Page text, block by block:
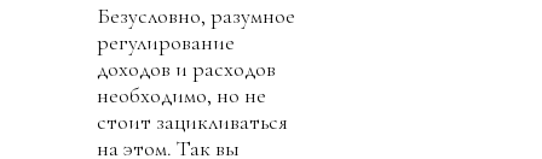
Безусловно, разумное
регулирование
доходов и расходов
необходимо, но не
стоит зацикливаться
на этом. Так вы